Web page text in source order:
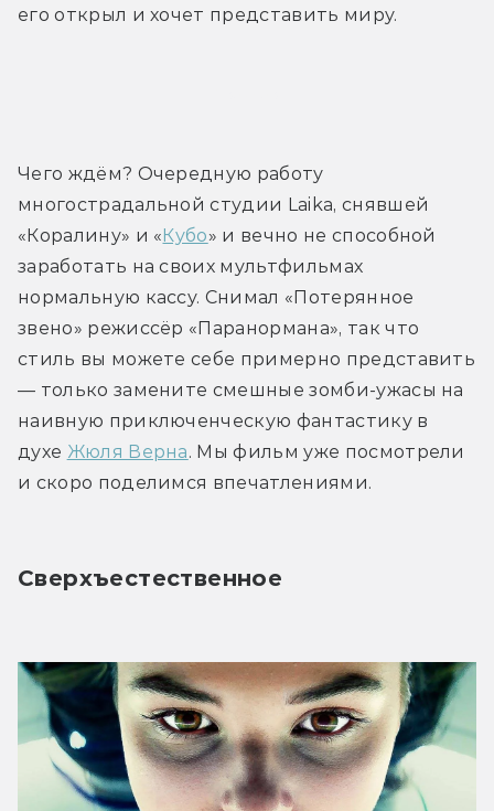
его открыл и хочет представить миру.
Чего ждём? Очередную работу
многострадальной студии Laika, снявшей
«Коралину» и «Кубо» и вечно не способной
заработать на своих мультфильмах
нормальную кассу. Снимал «Потерянное
звено» режиссёр «Паранормана», так что
стиль вы можете себе примерно представить
— только замените смешные зомби-ужасы на
наивную приключенческую фантастику в
духе Жюля Верна. Мы фильм уже посмотрели
и скоро поделимся впечатлениями.
Сверхъестественное